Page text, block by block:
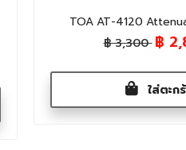
TOA AT-4120
฿ 3,300 ฿
ใส่ตะก